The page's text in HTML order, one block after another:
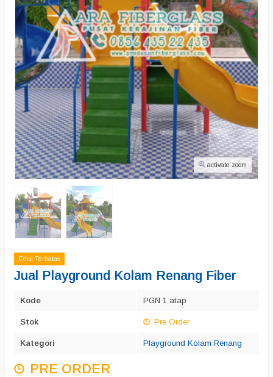
activate zoom
Edisi Terbatas
Jual Playground Kolam Renang Fiber
Kode PGN 1 atap
Stok Pre Order
Kategori Playground Kolam Renang
PRE ORDER